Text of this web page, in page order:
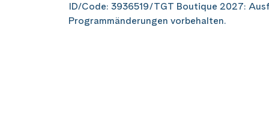
ID/Code: 3936519/TGT Boutique 2027:
Programmänderungen vorbehalten.